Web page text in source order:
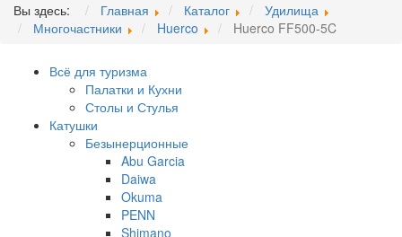
Вы здесь: Главная Каталог
Удилища
Многочастники
Huerco Huerco FF500-5C
Всё для туризма
Палатки и Кухни
Столы и Стулья
Катушки
Безынерционные
Abu Garcia
Daiwa
Okuma
PENN
Shimano